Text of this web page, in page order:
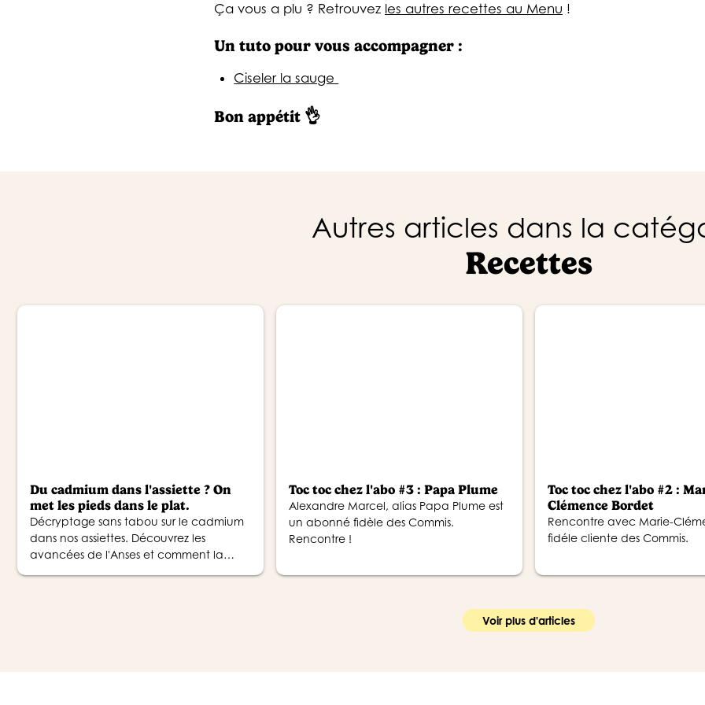
Ça vous a plu ? Retrouvez les autres recettes au Menu !
Un tuto pour vous accompagner :
Ciseler la sauge
Bon appétit 👌
Autres articles dans la
Recettes
Du cadmium dans l'assiette ? On
met les pieds dans le plat.
Décryptage sans tabou sur le cadmium
dans nos assiettes. Découvrez les
avancées de l'Anses et comment la
Toc toc chez l'abo #3 : Papa Plume
Alexandre Marcel, alias Papa Plume est
un abonné fidèle des Commis.
Rencontre !
Toc toc chez l'abo #2 :
Clémence Bordet
Rencontre avec Marie-
fidéle cliente des Commis.
Voir plus d'articles